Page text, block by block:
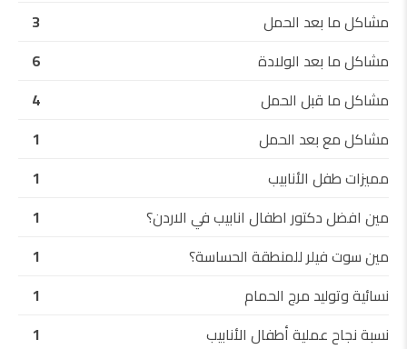
مشاكل ما بعد الحمل
3
مشاكل ما بعد الولادة
6
مشاكل ما قبل الحمل
4
مشاكل مع بعد الحمل
1
مميزات طفل الأنابيب
1
مين افضل دكتور اطفال انابيب في الاردن؟
1
مين سوت فيلر للمنطقة الحساسة؟
1
نسائية وتوليد مرج الحمام
1
نسبة نجاح عملية أطفال الأنابيب
1